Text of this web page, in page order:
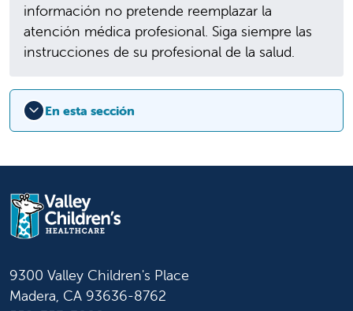
información no pretende reemplazar la
atención médica profesional. Siga siempre las
instrucciones de su profesional de la salud.
En esta sección
9300 Valley Children's Place
Madera, CA 93636-8762